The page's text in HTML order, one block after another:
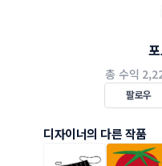
총 수익
팔로우
디자이너의 다른 작품